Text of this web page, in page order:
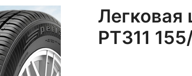
Легковая
PT311